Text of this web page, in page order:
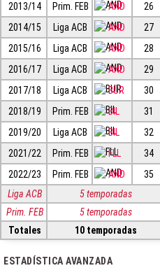
2013/14
Prim. FEB AND 26
2014/15
Liga ACB AND 27
2015/16
Liga ACB AND 28
2016/17
Liga ACB AND 29
2017/18
Liga ACB BUR 30
2018/19
Prim. FEB BIL 31
2019/20
Liga ACB BIL 32
2021/22
Prim. FEB FLL 34
2022/23
Prim. FEB AND 35
Liga ACB
5 temporadas
Prim. FEB
5 temporadas
Totales
10 temporadas
ESTADÍSTICA AVANZADA